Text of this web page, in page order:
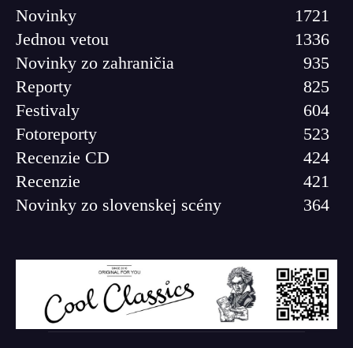
Novinky
1721
Jednou vetou
1336
Novinky zo zahraničia
935
Reporty
825
Festivaly
604
Fotoreporty
523
Recenzie CD
424
Recenzie
421
Novinky zo slovenskej scény
364